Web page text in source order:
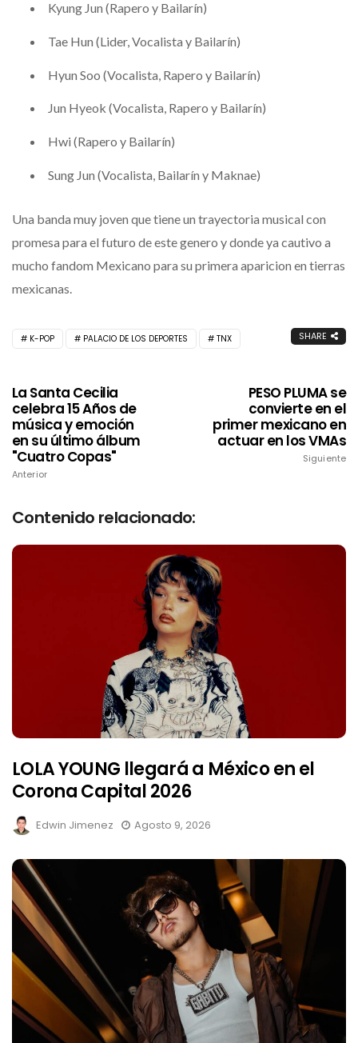
Kyung Jun (Rapero y Bailarín)
Tae Hun (Lider, Vocalista y Bailarín)
Hyun Soo (Vocalista, Rapero y Bailarín)
Jun Hyeok (Vocalista, Rapero y Bailarín)
Hwi (Rapero y Bailarín)
Sung Jun (Vocalista, Bailarín y Maknae)
Una banda muy joven que tiene un trayectoria musical con
promesa para el futuro de este genero y donde ya cautivo a
mucho fandom Mexicano para su primera aparicion en tierras
mexicanas.
K-POP PALACIO DE LOS DEPORTES TNX SHARE
La Santa Cecilia
celebra 15 Años de
música y emoción
en su último álbum
"Cuatro Copas"
Anterior
PESO PLUMA se
convierte en el
primer mexicano en
actuar en los VMAs
Siguiente
Contenido relacionado:
LOLA YOUNG llegará a México en el
Corona Capital 2026
Edwin Jimenez Agosto 9, 2026